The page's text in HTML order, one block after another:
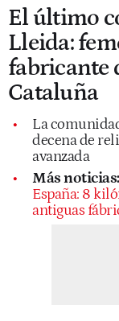
El último
Lleida:
fabricante
Cataluña
La
decena de
avanzada
Más noticias:
España: 8
antiguas